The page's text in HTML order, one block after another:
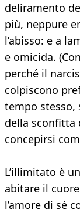
deliramento
più, neppure
l’abisso: e a
e omicida.
perché il
colpiscono
tempo stesso,
della sconfitta
concepirsi
L’illimitato è
abitare il
l’amore di sé